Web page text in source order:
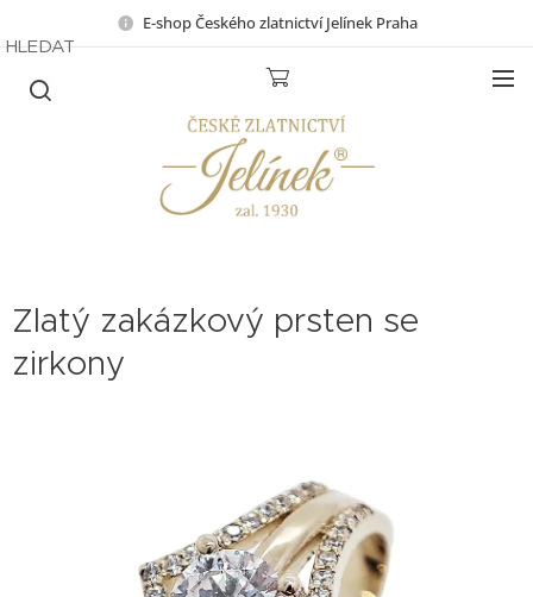
E-shop Českého zlatnictví Jelínek Praha
HLEDAT
Zlatý zakázkový prsten se
zirkony